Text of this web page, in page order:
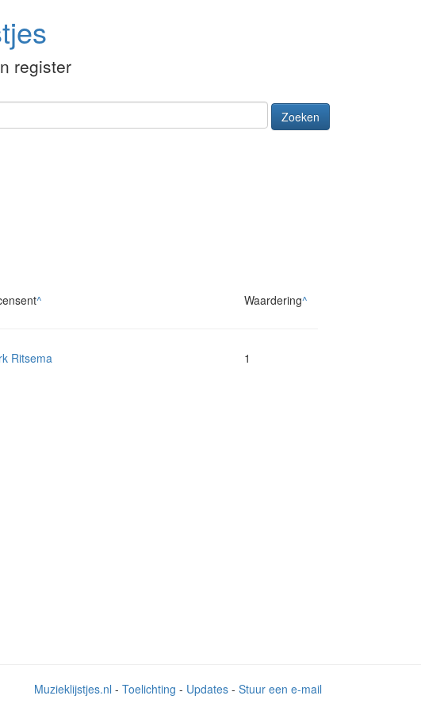
register
Zoeken
^ Waardering^
Ritsema 1
Muzieklijstjes.nl - Toelichting - Updates- Stuur een e-mail